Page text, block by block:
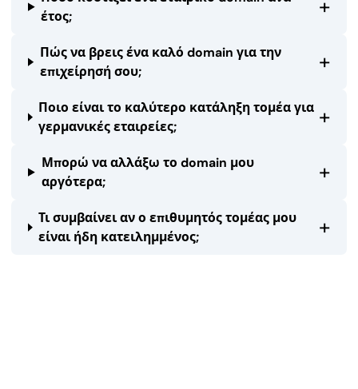
έτος;
+
Πώς να βρεις ένα καλό domain για την
επιχείρησή σου;
+
Ποιο είναι το καλύτερο κατάληξη τομέα για
γερμανικές εταιρείες;
+
Μπορώ να αλλάξω το domain μου
αργότερα;
+
Τι συμβαίνει αν ο επιθυμητός τομέας μου
είναι ήδη κατειλημμένος;
+